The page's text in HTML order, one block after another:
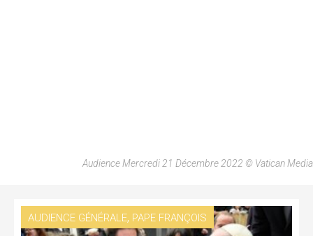
Audience Mercredi 21 Décembre 2022 © Vatican Media
AUDIENCE GÉNÉRALE, PAPE FRANÇOIS